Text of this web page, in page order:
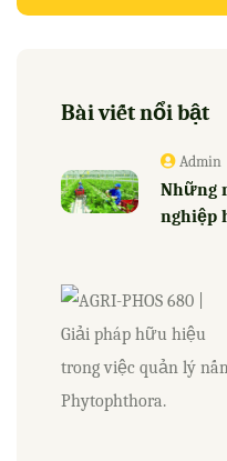
Bài viết nổi bật
Admin
Những
nghiệp